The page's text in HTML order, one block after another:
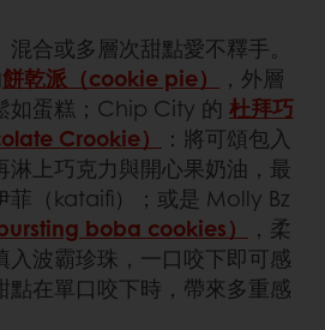
合或多層次甜點愛不釋手。
餅乾派（cookie pie）
，外層
如蛋糕；Chip City 的 杜拜巧
Crookie）
：將可頌包入
淋上巧克力與開心果奶油，最
菲（kataifi）；或是 Molly Bz
boba cookies）
，柔
入波霸珍珠，一口咬下即可感
點在單口咬下時，帶來多重感